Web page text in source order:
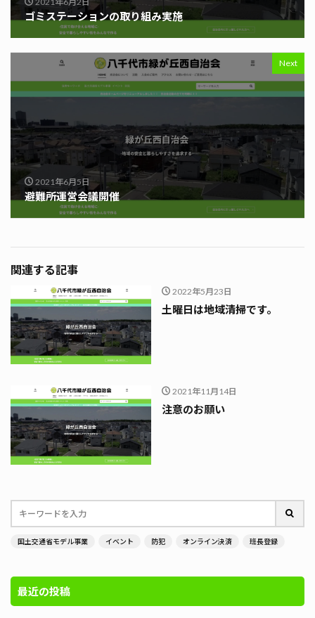
ゴミステーションの取り組み実施
Next
2021年6月5日
避難所運営会議開催
関連する記事
2022年5月23日
土曜日は地域清掃です。
2021年11月14日
注意のお願い
国土交通省モデル事業 イベント 防犯 オンライン決済 班長登録
最近の投稿